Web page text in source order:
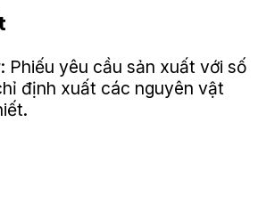
Phiếu yêu cầu sản xuất với số
định xuất các nguyên vật